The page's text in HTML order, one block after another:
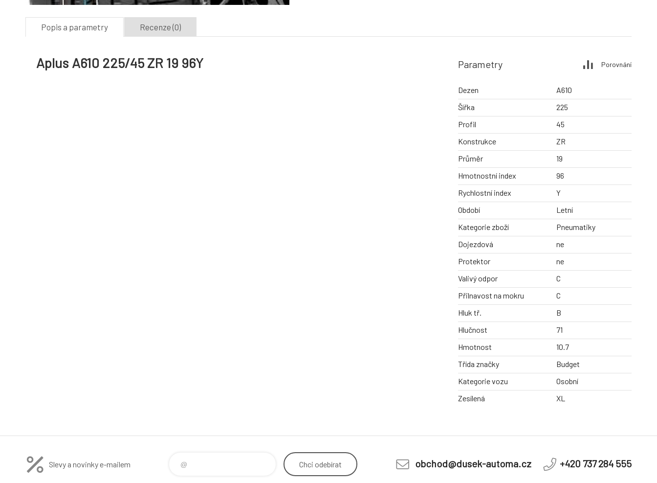
Popis a parametry Recenze (0)
Aplus A610 225/45 ZR 19 96Y Parametry Porovnání
Dezen
A610
Šířka
225
Profil
45
Konstrukce
ZR
Průměr
19
Hmotnostní index
96
Rychlostní index
Y
Období
Letní
Kategorie zboží
Pneumatiky
Dojezdová
ne
Protektor
ne
Valivý odpor
C
Přilnavost na mokru
C
Hluk tř.
B
Hlučnost
71
Hmotnost
10.7
Třída značky
Budget
Kategorie vozu
Osobní
Zesílená
XL
Slevy a novinky e-mailem Chci odebírat obchod@dusek-automa.cz +420 737 284 555